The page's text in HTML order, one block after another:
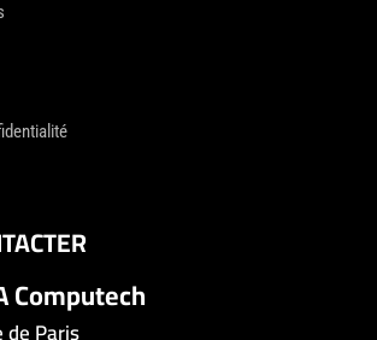
Computech